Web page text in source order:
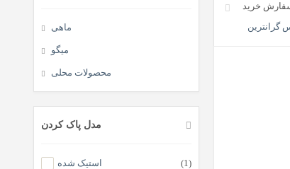
ماهی
میگو
محصولات محلی
مدل پاک کردن
استیک شده (1)
گرانترین